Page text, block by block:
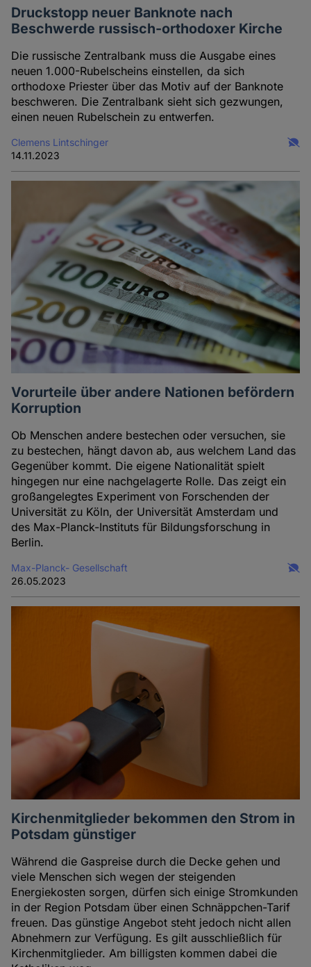
Druckstopp neuer Banknote nach
Beschwerde russisch-orthodoxer Kirche
Die russische Zentralbank muss die Ausgabe eines
neuen 1.000-Rubelscheins einstellen, da sich
orthodoxe Priester über das Motiv auf der Banknote
beschweren. Die Zentralbank sieht sich gezwungen,
einen neuen Rubelschein zu entwerfen.
Clemens Lintschinger
14.11.2023
Vorurteile über andere Nationen befördern
Korruption
Ob Menschen andere bestechen oder versuchen, sie
zu bestechen, hängt davon ab, aus welchem Land das
Gegenüber kommt. Die eigene Nationalität spielt
hingegen nur eine nachgelagerte Rolle. Das zeigt ein
großangelegtes Experiment von Forschenden der
Universität zu Köln, der Universität Amsterdam und
des Max-Planck-Instituts für Bildungsforschung in
Berlin.
Max-Planck- Gesellschaft
26.05.2023
Kirchenmitglieder bekommen den Strom in
Potsdam günstiger
Während die Gaspreise durch die Decke gehen und
viele Menschen sich wegen der steigenden
Energiekosten sorgen, dürfen sich einige Stromkunden
in der Region Potsdam über einen Schnäppchen-Tarif
freuen. Das günstige Angebot steht jedoch nicht allen
Abnehmern zur Verfügung. Es gilt ausschließlich für
Kirchenmitglieder. Am billigsten kommen dabei die